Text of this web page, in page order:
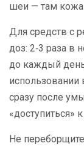
шеи — там кожа
Для средств с
доз: 2‑3 раза в
до каждый
использовании
сразу после
«доступиться»
Не